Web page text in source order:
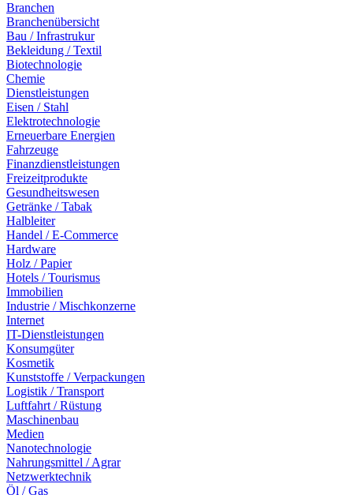
Branchen
Branchenübersicht
Bau / Infrastrukur
Bekleidung / Textil
Biotechnologie
Chemie
Dienstleistungen
Eisen / Stahl
Elektrotechnologie
Erneuerbare Energien
Fahrzeuge
Finanzdienstleistungen
Freizeitprodukte
Gesundheitswesen
Getränke / Tabak
Halbleiter
Handel / E-Commerce
Hardware
Holz / Papier
Hotels / Tourismus
Immobilien
Industrie / Mischkonzerne
Internet
IT-Dienstleistungen
Konsumgüter
Kosmetik
Kunststoffe / Verpackungen
Logistik / Transport
Luftfahrt / Rüstung
Maschinenbau
Medien
Nanotechnologie
Nahrungsmittel / Agrar
Netzwerktechnik
Öl / Gas